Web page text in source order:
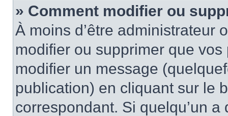
» Comment modifier ou
À moins d’être administrateur
modifier ou supprimer que
modifier un message
publication) en cliquant sur le
correspondant. Si quelqu’un